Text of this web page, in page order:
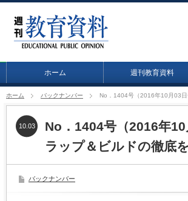
ホーム 週刊教育資料
ホーム バックナンバー No．1404号（2016年10月03
No．1404号（2016年
ラップ＆ビルドの徹底
10.03
バックナンバー